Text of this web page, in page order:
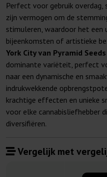
Perfect voor gebruik
zijn vermogen om de
stimuleren, waardoor het een
bijeenkomsten of artistieke
York City van Pyramid Seeds
dominante variëteit, perfect
naar een dynamische en
indrukwekkende
krachtige effecten en unieke
voor elke cannabisliefhebber
diversifiëren.
Vergelijk met